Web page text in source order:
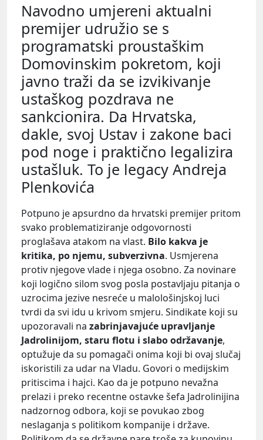
Navodno umjereni aktualni
premijer udružio se s
programatski proustaškim
Domovinskim pokretom, koji
javno traži da se izvikivanje
ustaškog pozdrava ne
sankcionira. Da Hrvatska,
dakle, svoj Ustav i zakone baci
pod noge i praktično legalizira
ustašluk. To je legacy Andreja
Plenkovića
Potpuno je apsurdno da hrvatski premijer pritom
svako problematiziranje odgovornosti
proglašava atakom na vlast. Bilo kakva je
kritika, po njemu, subverzivna. Usmjerena
protiv njegove vlade i njega osobno. Za novinare
koji logično silom svog posla postavljaju pitanja o
uzrocima jezive nesreće u malološinjskoj luci
tvrdi da svi idu u krivom smjeru. Sindikate koji su
upozoravali na zabrinjavajuće upravljanje
Jadrolinijom, staru flotu i slabo održavanje,
optužuje da su pomagači onima koji bi ovaj slučaj
iskoristili za udar na Vladu. Govori o medijskim
pritiscima i hajci. Kao da je potpuno nevažna
prelazi i preko recentne ostavke šefa Jadrolinijina
nadzornog odbora, koji se povukao zbog
neslaganja s politikom kompanije i države.